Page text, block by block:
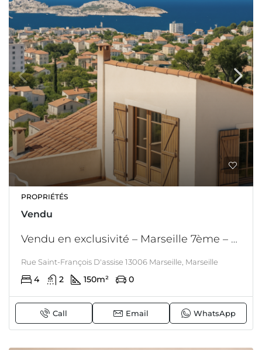
PROPRIÉTÉS
Vendu
Vendu en exclusivité – Marseille 7ème – Maison de 185 M2 avec vue mer – double exposition – jardin – garage
Rue Saint-François D'assise 13006 Marseille, Marseille
4 2 150m² 0
Call Email WhatsApp